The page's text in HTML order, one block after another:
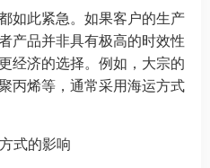
如此紧急。如果客户的生产
产品并非具有极高的时效性
经济的选择。例如，大宗的
丙烯等，通常采用海运方式
式的影响